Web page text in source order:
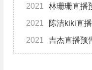
2021 林珊珊直播
2021 陈洁kiki直
2021 吉杰直播预